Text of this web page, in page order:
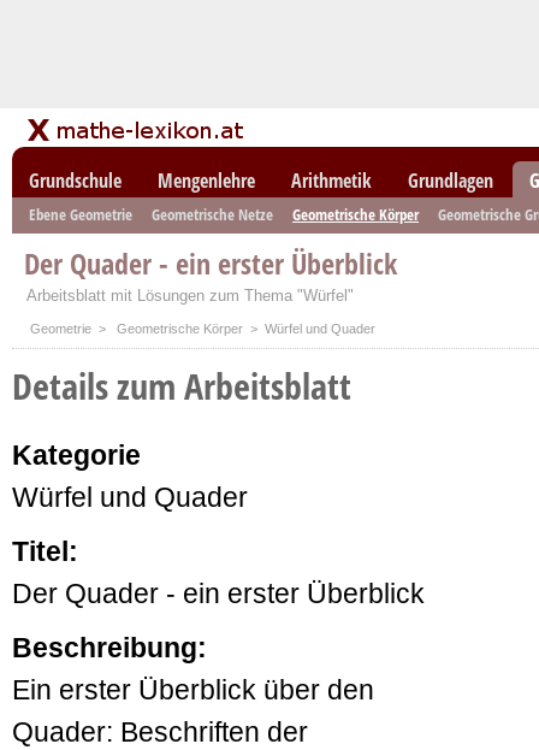
Grundschule Mengenlehre Arithmetik Grundlagen
Ebene Geometrie Geometrische Netze Geometrische Körper Geometrische
Der Quader - ein erster Überblick
Arbeitsblatt mit Lösungen zum Thema "Würfel"
Geometrie > Geometrische Körper > Würfel und Quader
Details zum Arbeitsblatt
Kategorie
Würfel und Quader
Titel:
Der Quader - ein erster Überblick
Beschreibung:
Ein erster Überblick über den
Quader: Beschriften der